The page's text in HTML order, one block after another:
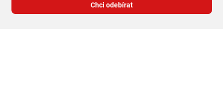
Chci odebírat